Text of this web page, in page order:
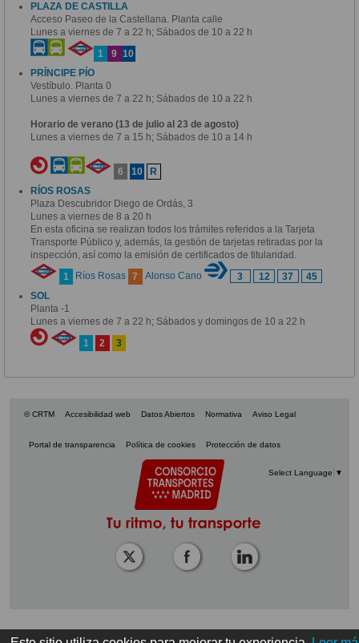
PLAZA DE CASTILLA
Acceso Paseo de la Castellana. Planta calle
Lunes a viernes de 7 a 22 h; Sábados de 10 a 22 h
1
9 10
PRÍNCIPE PÍO
Vestíbulo. Planta 0
Lunes a viernes de 7 a 22 h; Sábados de 10 a 22 h
Horario de verano (13 de julio al 23 de agosto)
Lunes a viernes de 7 a 15 h; Sábados de 10 a 14 h
6 10
R
RÍOS ROSAS
Plaza Descubridor Diego de Ordás, 3
Lunes a viernes de 8 a 20 h
En esta oficina se realizan todos los trámites referidos a la Tarjeta
Transporte Público y, además, la gestión de tarjetas retiradas por la
inspección, así como la emisión de certificados de titularidad.
1
Ríos Rosas 7 Alonso Cano 3 12 37
45
SOL
Planta -1
Lunes a viernes de 7 a 22 h; Sábados y domingos de 10 a 22 h
1
2 3
© CRTM Accesibilidad web Datos Abiertos Normativa Aviso Legal
Portal de transparencia Política de cookies Protección de datos
Select Language ▼